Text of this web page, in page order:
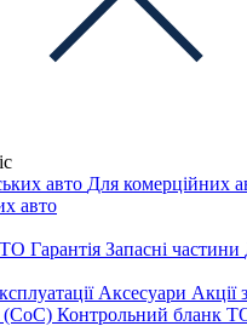
авто Для комерційних
авто
ТО Гарантія Запасні частини
Аксесуари Акції
Контрольний бланк